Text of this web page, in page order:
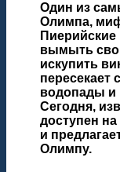
Один из
Олимпа,
вымыть
искупить
пересекает
водопады и
Сегодня,
доступен
и
Олимпу.